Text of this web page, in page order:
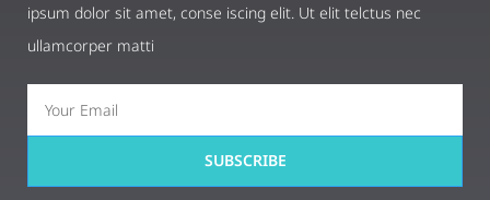
ipsum dolor sit amet, conse iscing elit. Ut elit telctus nec
ullamcorper matti
SUBSCRIBE